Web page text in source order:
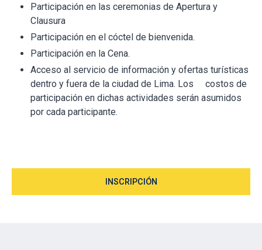
Participación en las ceremonias de Apertura y
Clausura
Participación en el cóctel de bienvenida.
Participación en la Cena.
Acceso al servicio de información y ofertas turísticas
dentro y fuera de la ciudad de Lima. Los costos de
participación en dichas actividades serán asumidos
por cada participante.
INSCRIPCIÓN